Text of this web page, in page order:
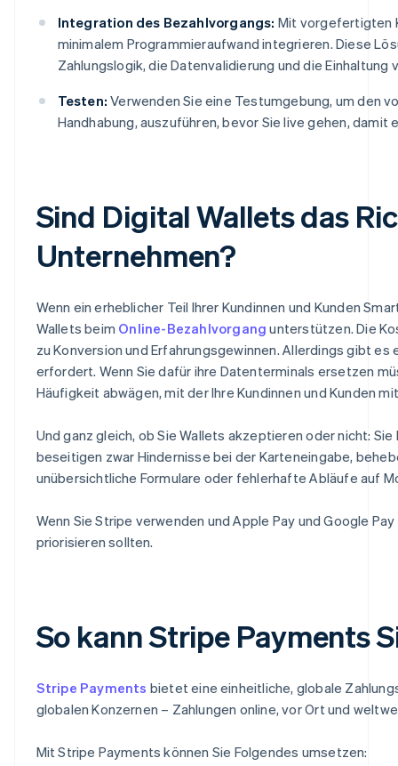
Integration des Bezahlvorgangs: Mit vorgefertigten
minimalem Programmieraufwand integrieren. Diese
Zahlungslogik, die Datenvalidierung und die
Testen: Verwenden Sie eine Testumgebung, um den
Handhabung, auszuführen, bevor Sie live gehen,
Sind Digital Wallets das
Unternehmen?
Wenn ein erheblicher Teil Ihrer Kundinnen und Kunden
Wallets beim Online-Bezahlvorgang unterstützen. Die
zu Konversion und Erfahrungsgewinnen. Allerdings gibt
erfordert. Wenn Sie dafür ihre Datenterminals ersetzen
Häufigkeit abwägen, mit der Ihre Kundinnen und Kunden
Und ganz gleich, ob Sie Wallets akzeptieren oder nicht:
beseitigen zwar Hindernisse bei der Karteneingabe,
unübersichtliche Formulare oder fehlerhafte Abläufe auf
Wenn Sie Stripe verwenden und Apple Pay und Google
priorisieren sollten.
So kann Stripe Payments
Stripe Payments bietet eine einheitliche, globale
globalen Konzernen – Zahlungen online, vor Ort und
Mit Stripe Payments können Sie Folgendes umsetzen: